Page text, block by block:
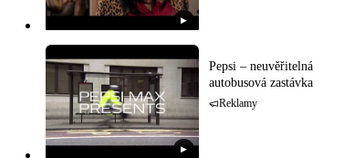
▶
▶
Pepsi – neuvěřitelná
autobusová zastávka
Reklamy